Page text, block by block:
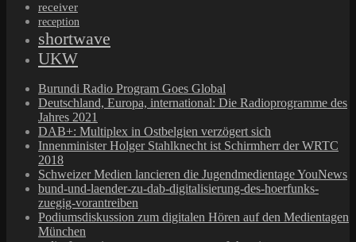
receiver
reception
shortwave
UKW
Burundi Radio Program Goes Global
Deutschland, Europa, international: Die Radioprogramme des
Jahres 2021
DAB+: Multiplex in Ostbelgien verzögert sich
Innenminister Holger Stahlknecht ist Schirmherr der WRTC
2018
Schweizer Medien lancieren die Jugendmedientage YouNews
bund-und-laender-zu-dab-digitalisierung-des-hoerfunks-
zuegig-vorantreiben
Podiumsdiskussion zum digitalen Hören auf den Medientagen
München